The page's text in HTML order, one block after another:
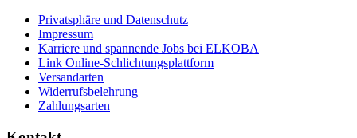
Privatsphäre und Datenschutz
Impressum
Karriere und spannende Jobs bei ELKOBA
Link Online-Schlichtungsplattform
Versandarten
Widerrufsbelehrung
Zahlungsarten